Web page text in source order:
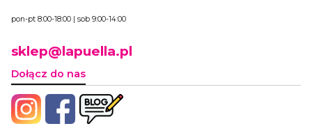
pon-pt 8:00-18:00 | sob 9:00-14:00
sklep@lapuella.pl
Dołącz do nas